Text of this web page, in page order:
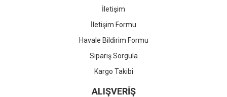
İletişim
İletişim Formu
Havale Bildirim Formu
Sipariş Sorgula
Kargo Takibi
ALIŞVERİŞ